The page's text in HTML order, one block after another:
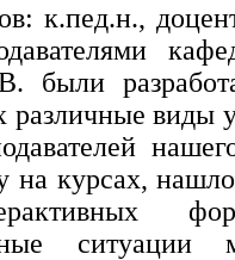
к.пед.н.,
были
различные виды
на курсах,
ситуации